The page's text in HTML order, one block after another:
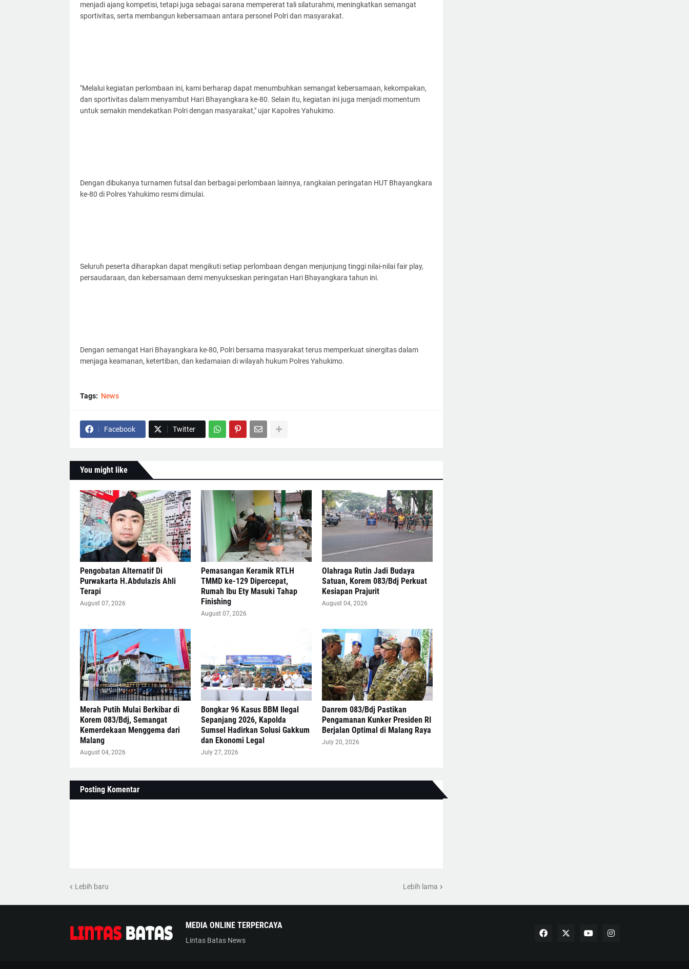
menjadi ajang kompetisi, tetapi juga sebagai sarana mempererat tali silaturahmi, meningkatkan semangat
sportivitas, serta membangun kebersamaan antara personel Polri dan masyarakat.
"Melalui kegiatan perlombaan ini, kami berharap dapat menumbuhkan semangat kebersamaan, kekompakan,
dan sportivitas dalam menyambut Hari Bhayangkara ke-80. Selain itu, kegiatan ini juga menjadi momentum
untuk semakin mendekatkan Polri dengan masyarakat," ujar Kapolres Yahukimo.
Dengan dibukanya turnamen futsal dan berbagai perlombaan lainnya, rangkaian peringatan HUT Bhayangkara
ke-80 di Polres Yahukimo resmi dimulai.
Seluruh peserta diharapkan dapat mengikuti setiap perlombaan dengan menjunjung tinggi nilai-nilai fair play,
persaudaraan, dan kebersamaan demi menyukseskan peringatan Hari Bhayangkara tahun ini.
Dengan semangat Hari Bhayangkara ke-80, Polri bersama masyarakat terus memperkuat sinergitas dalam
menjaga keamanan, ketertiban, dan kedamaian di wilayah hukum Polres Yahukimo.
Tags: News
Facebook Twitter
You might like
Pengobatan Alternatif Di
Purwakarta H.Abdulazis Ahli
Terapi
August 07, 2026
Pemasangan Keramik RTLH
TMMD ke-129 Dipercepat,
Rumah Ibu Ety Masuki Tahap
Finishing
August 07, 2026
Olahraga Rutin Jadi Budaya
Satuan, Korem 083/Bdj Perkuat
Kesiapan Prajurit
August 04, 2026
Merah Putih Mulai Berkibar di
Korem 083/Bdj, Semangat
Kemerdekaan Menggema dari
Malang
August 04, 2026
Bongkar 96 Kasus BBM Ilegal
Sepanjang 2026, Kapolda
Sumsel Hadirkan Solusi Gakkum
dan Ekonomi Legal
July 27, 2026
Danrem 083/Bdj Pastikan
Pengamanan Kunker Presiden RI
Berjalan Optimal di Malang Raya
July 20, 2026
Posting Komentar
Lebih baru Lebih lama
MEDIA ONLINE TERPERCAYA
Lintas Batas News